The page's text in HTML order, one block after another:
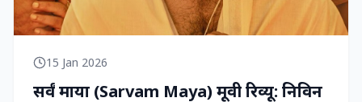
15 Jan 2026
सर्वं माया (Sarvam Maya) मूवी रिव्यू: निविन